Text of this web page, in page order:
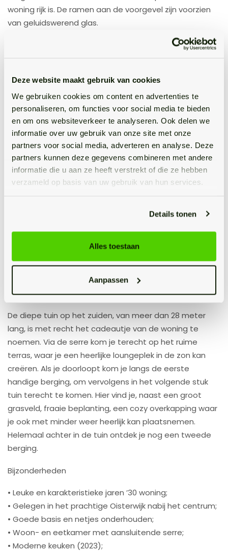
Deze website maakt gebruik van cookies
We gebruiken cookies om content en advertenties te
personaliseren, om functies voor social media te bieden
en om ons websiteverkeer te analyseren. Ook delen we
informatie over uw gebruik van onze site met onze
partners voor social media, adverteren en analyse. Deze
partners kunnen deze gegevens combineren met andere
informatie die u aan ze heeft verstrekt of die ze hebben
verzameld op basis van uw gebruik van hun services.
Details tonen
Alles toestaan
Aanpassen
woning rijk is. De ramen aan de voorgevel zijn voorzien
van geluidswerend glas.
De drie slaapkamers zijn aan de linker voorzijde en
ruimte voor een tweepersoonsbed, waardoor je zelf
kan kijken welke kamer je als master bedroom zou willen
gebruiken. De overige twee kamers kunnen bijvoorbeeld
fijne kinderkamers worden, maar bieden ook ruimte voor
een thuiswerkplek, fitnesskamer of wat jij ook maar wilt
realiseren.
De badkamer is voorzien van een douchecabine,
wastafel en een spiegel.
Vanuit de overloop op de eerste verdieping is met een
vlizotrap de tweede verdieping te bereiken. Deze zolder
is ideaal voor de nodige opslag. Daarnaast vind je hier
Tuin
De diepe tuin op het zuiden, van meer dan 28 meter
lang, is met recht het cadeautje van de woning te
noemen. Via de serre kom je terecht op het ruime
terras, waar je een heerlijke loungeplek in de zon kan
creëren. Als je doorloopt kom je langs de eerste
handige berging, om vervolgens in het volgende stuk
tuin terecht te komen. Hier vind je, naast een groot
grasveld, fraaie beplanting, een cozy overkapping waar
je ook met minder weer heerlijk kan plaatsnemen.
Helemaal achter in de tuin ontdek je nog een tweede
berging.
Bijzonderheden
• Leuke en karakteristieke jaren ’30 woning;
• Gelegen in het prachtige Oisterwijk nabij het centrum;
• Goede basis en netjes onderhouden;
• Woon- en eetkamer met aansluitende serre;
• Moderne keuken (2023);